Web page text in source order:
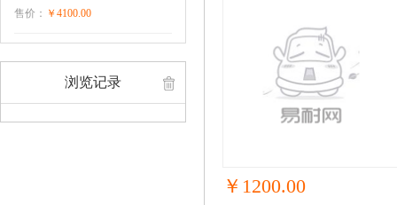
售价： ￥4100.00
浏览记录
￥1200.00